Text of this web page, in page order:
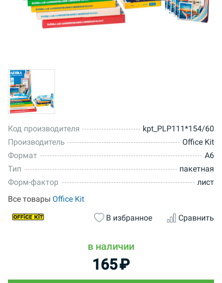
Код производителя
kpt_PLP111*154/60
Производитель
Office Kit
Формат
A6
Тип
пакетная
Форм-фактор
лист
Все товары Office Kit
В избранное
Сравнить
в наличии
165₽